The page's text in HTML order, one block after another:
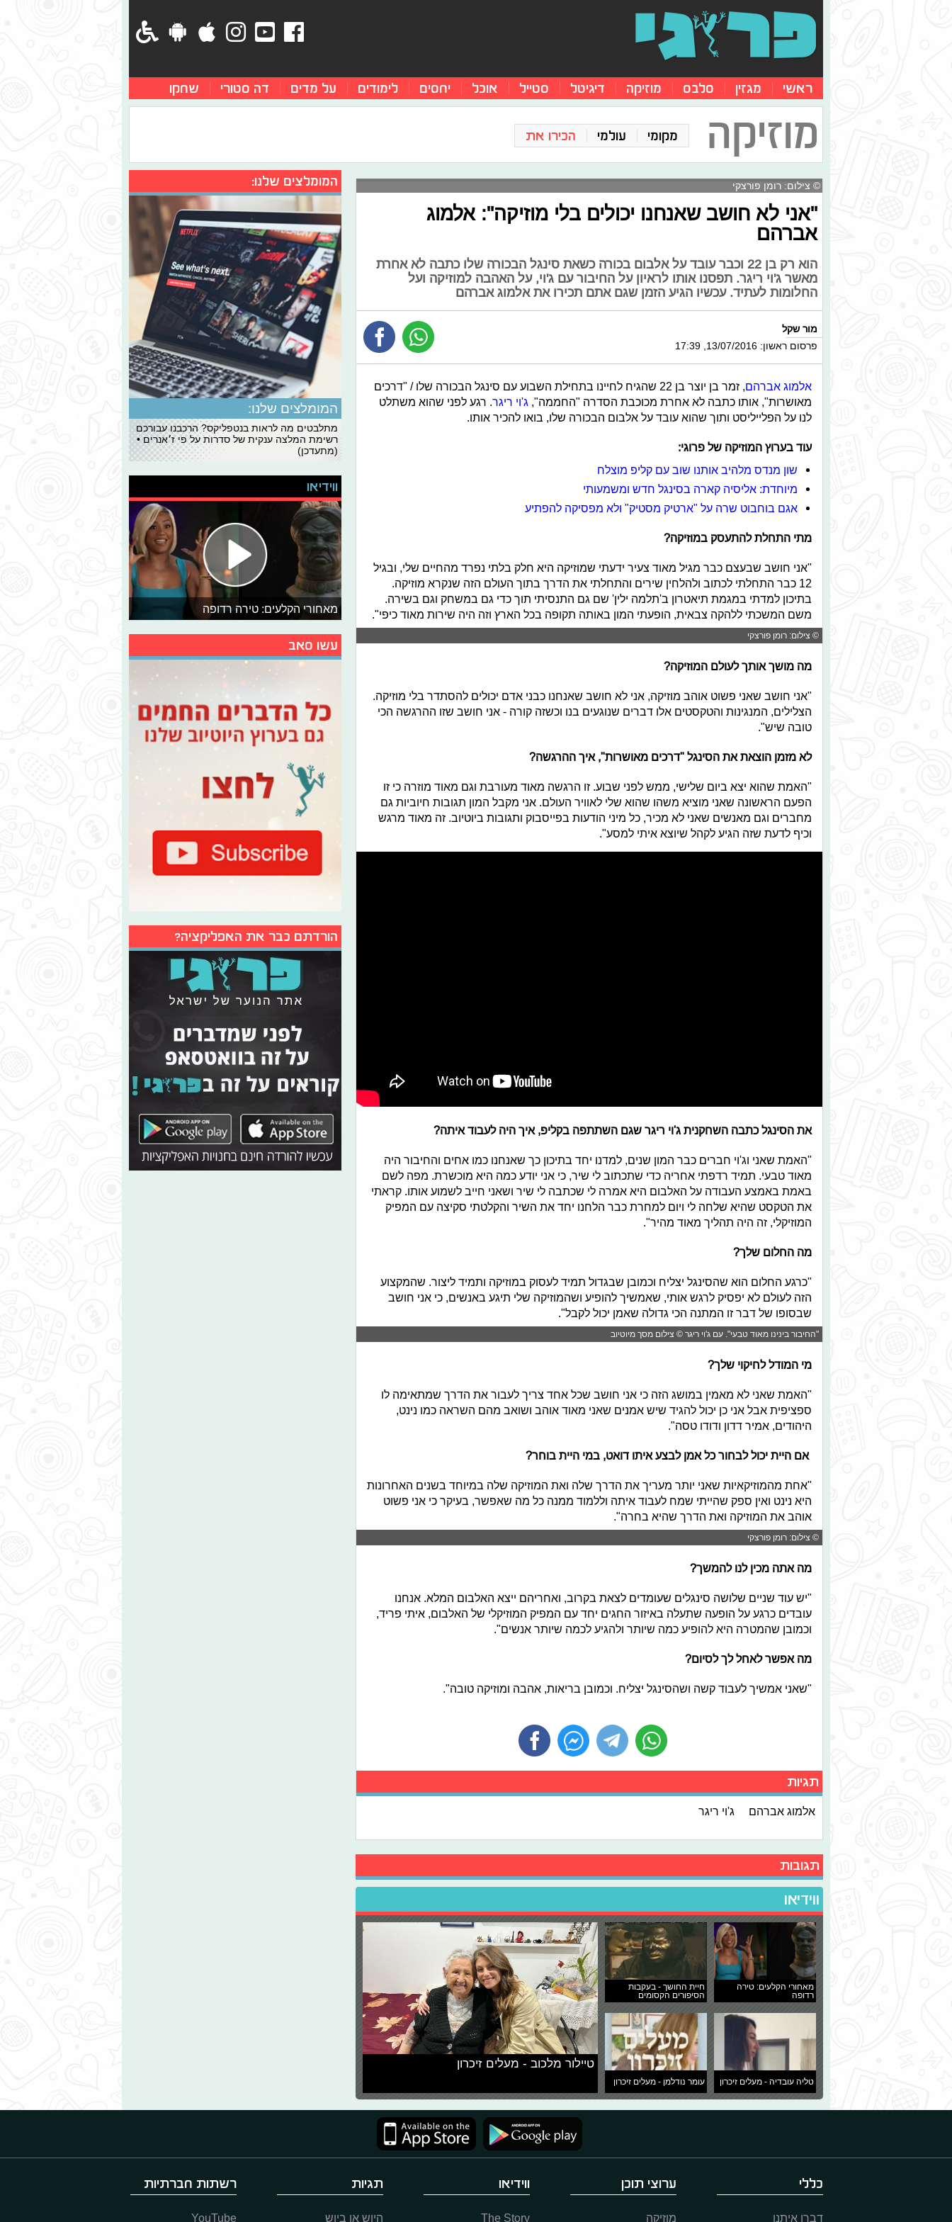
ראשי מגזין סלבס מוזיקה דיגיטל סטייל אוכל יחסים לימודים על מדים דה סטורי שחקו
מוזיקה מקומי עולמי הכירו את
© צילום: רומן פורצקי
"אני לא חושב שאנחנו יכולים בלי מוזיקה": אלמוג
אברהם
הוא רק בן 22 וכבר עובד על אלבום בכורה כשאת סינגל הבכורה שלו כתבה לא אחרת
מאשר ג'וי ריגר. תפסנו אותו לראיון על החיבור עם ג'וי, על האהבה למוזיקה ועל
החלומות לעתיד. עכשיו הגיע הזמן שגם אתם תכירו את אלמוג אברהם
מור שקל
פרסום ראשון: 13/07/2016, 17:39
אלמוג אברהם
, זמר בן יוצר בן 22 שהגיח לחיינו בתחילת השבוע עם סינגל הבכורה שלו / "דרכים
מאושרות", אותו כתבה לא אחרת מכוכבת הסדרה "החממה", ג'וי ריגר. רגע לפני שהוא משתלט
לנו על הפלייליסט ותוך שהוא עובד על אלבום הבכורה שלו, בואו להכיר אותו.
עוד בערוץ המוזיקה של פרוגי:
שון מנדס מלהיב אותנו שוב עם קליפ מוצלח
מיוחדת: אליסיה קארה בסינגל חדש ומשמעותי
אגם בוחבוט שרה על "ארטיק מסטיק" ולא מפסיקה להפתיע
מתי התחלת להתעסק במוזיקה?
"אני חושב שבעצם כבר מגיל מאוד צעיר ידעתי שמוזיקה היא חלק בלתי נפרד מהחיים שלי, ובגיל
12 כבר התחלתי לכתוב ולהלחין שירים והתחלתי את הדרך בתוך העולם הזה שנקרא מוזיקה.
בתיכון למדתי במגמת תיאטרון ב'תלמה ילין' שם גם התנסיתי תוך כדי גם במשחק וגם בשירה.
משם המשכתי ללהקה צבאית, הופעתי המון באותה תקופה בכל הארץ וזה היה שירות מאוד כיפי".
© צילום: רומן פורצקי
מה מושך אותך לעולם המוזיקה?
"אני חושב שאני פשוט אוהב מוזיקה, אני לא חושב שאנחנו כבני אדם יכולים להסתדר בלי מוזיקה.
הצלילים, המנגינות והטקסטים אלו דברים שנוגעים בנו וכשזה קורה - אני חושב שזו ההרגשה הכי
טובה שיש".
לא מזמן הוצאת את הסינגל "דרכים מאושרות", איך ההרגשה?
"האמת שהוא יצא ביום שלישי, ממש לפני שבוע. זו הרגשה מאוד מעורבת וגם מאוד מוזרה כי זו
הפעם הראשונה שאני מוציא משהו שהוא שלי לאוויר העולם. אני מקבל המון תגובות חיוביות גם
מחברים וגם מאנשים שאני לא מכיר, כל מיני הודעות בפייסבוק ותגובות ביוטיוב. זה מאוד מרגש
וכיף לדעת שזה הגיע לקהל שיוצא איתי למסע".
את הסינגל כתבה השחקנית ג'וי ריגר שגם השתתפה בקליפ, איך היה לעבוד איתה?
"האמת שאני וג'וי חברים כבר המון שנים, למדנו יחד בתיכון כך שאנחנו כמו אחים והחיבור היה
מאוד טבעי. תמיד רדפתי אחריה כדי שתכתוב לי שיר, כי אני יודע כמה היא מוכשרת. מפה לשם
באמת באמצע העבודה על האלבום היא אמרה לי שכתבה לי שיר ושאני חייב לשמוע אותו. קראתי
את הטקסט שהיא שלחה לי ויום למחרת כבר הלחנו יחד את השיר והקלטתי סקיצה עם המפיק
המוזיקלי, זה היה תהליך מאוד מהיר".
מה החלום שלך?
"כרגע החלום הוא שהסינגל יצליח וכמובן שבגדול תמיד לעסוק במוזיקה ותמיד ליצור. שהמקצוע
הזה לעולם לא יפסיק לרגש אותי, שאמשיך להופיע ושהמוזיקה שלי תיגע באנשים, כי אני חושב
שבסופו של דבר זו המתנה הכי גדולה שאמן יכול לקבל".
"החיבור בינינו מאוד טבעי". עם ג'וי ריגר © צילום מסך מיוטיוב
מי המודל לחיקוי שלך?
"האמת שאני לא מאמין במושג הזה כי אני חושב שכל אחד צריך לעבור את הדרך שמתאימה לו
ספציפית אבל אני כן יכול להגיד שיש אמנים שאני מאוד אוהב ושואב מהם השראה כמו נינט,
היהודים, אמיר דדון ודודו טסה".
אם היית יכול לבחור כל אמן לבצע איתו דואט, במי היית בוחר?
"אחת מהמוזיקאיות שאני יותר מעריך את הדרך שלה ואת המוזיקה שלה במיוחד בשנים האחרונות
היא נינט ואין ספק שהייתי שמח לעבוד איתה וללמוד ממנה כל מה שאפשר, בעיקר כי אני פשוט
אוהב את המוזיקה ואת הדרך שהיא בחרה".
© צילום: רומן פורצקי
מה אתה מכין לנו להמשך?
"יש עוד שניים שלושה סינגלים שעומדים לצאת בקרוב, ואחריהם ייצא האלבום המלא. אנחנו
עובדים כרגע על הופעה שתעלה באיזור החגים יחד עם המפיק המוזיקלי של האלבום, איתי פריד,
וכמובן שהמטרה היא להופיע כמה שיותר ולהגיע לכמה שיותר אנשים".
מה אפשר לאחל לך לסיום?
"שאני אמשיך לעבוד קשה ושהסינגל יצליח. וכמובן בריאות, אהבה ומוזיקה טובה".
תגיות
אלמוג אברהם ג'וי ריגר
תגובות
ווידיאו
מאחורי הקלעים: טירה
רדופה
חיית החושך - בעקבות
הסיפורים הקסומים
טליה עובדיה - מעלים זיכרון עומר נודלמן - מעלים זיכרון
טיילור מלכוב - מעלים זיכרון
המומלצים שלנו:
המומלצים שלנו:
מתלבטים מה לראות בנטפליקס? הרכבנו עבורכם
רשימת המלצה ענקית של סדרות על פי ז׳אנרים •
(מתעדכן)
ווידיאו
מאחורי הקלעים: טירה רדופה
עשו סאב
הורדתם כבר את האפליקציה?
כללי
דברו איתנו
ערוצי תוכן
מוזיקה
ווידיאו
The Story
תגיות
היוש או ביוש
רשתות חברתיות
YouTube